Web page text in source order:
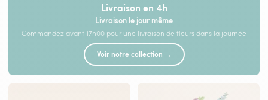
Livraison en 4h
Livraison le jour même
Commandez avant 17h00 pour une livraison de fleurs dans la journée
Voir notre collection →